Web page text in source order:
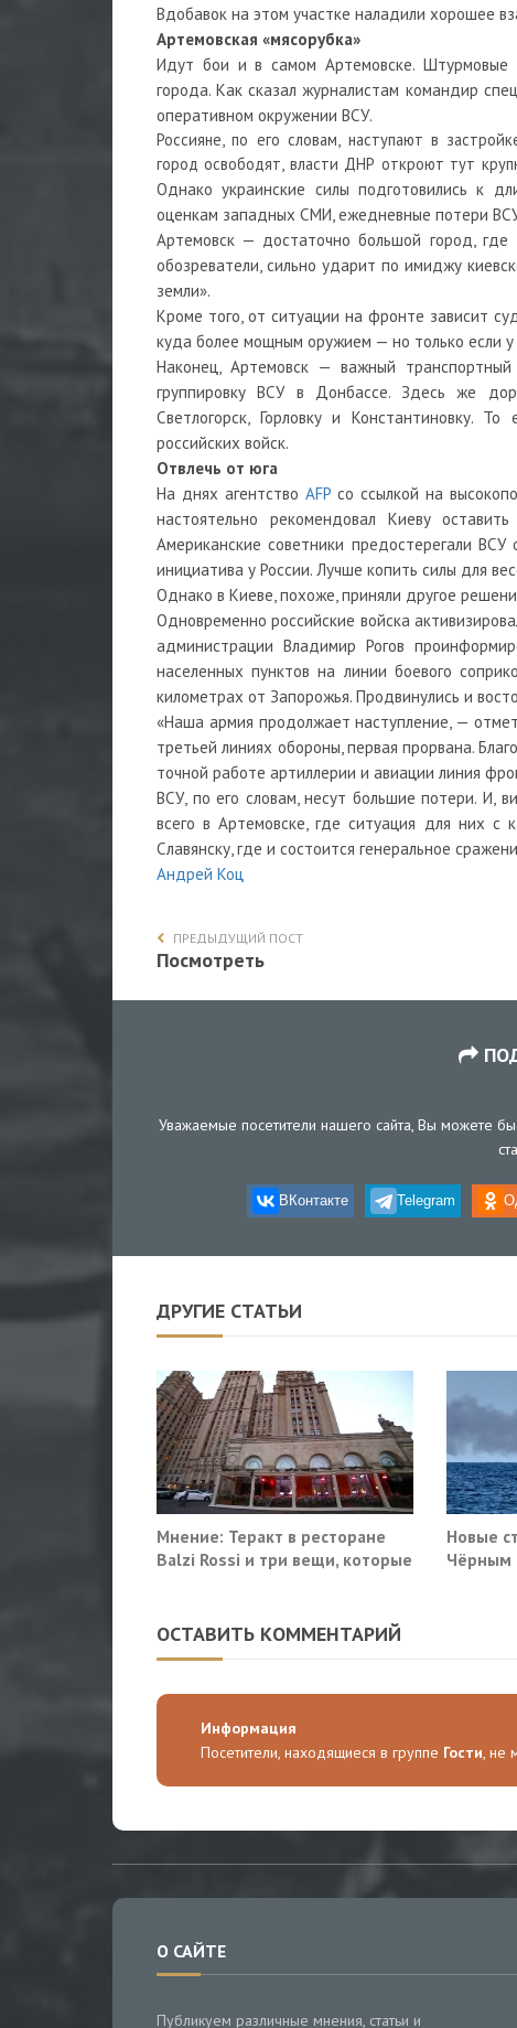
Вдобавок на этом участке наладили хорошее
Артемовская «мясорубка»
Идут бои и в самом Артемовске. Штурмовые
города. Как сказал журналистам командир
оперативном окружении ВСУ.
Россияне, по его словам, наступают в
город освободят, власти ДНР откроют тут
Однако украинские силы подготовились к
оценкам западных СМИ, ежедневные потери
Артемовск — достаточно большой город,
обозреватели, сильно ударит по имиджу
земли».
Кроме того, от ситуации на фронте зависит
куда более мощным оружием — но только если
Наконец, Артемовск — важный
группировку ВСУ в Донбассе. Здесь же
Светлогорск, Горловку и Константиновку.
российских войск.
Отвлечь от юга
На днях агентство AFP со ссылкой на
настоятельно рекомендовал Киеву
Американские советники предостерегали
инициатива у России. Лучше копить силы для
Однако в Киеве, похоже, приняли другое
Одновременно российские войска
администрации Владимир Рогов
населенных пунктов на линии боевого
километрах от Запорожья. Продвинулись и
«Наша армия продолжает наступление, —
третьей линиях обороны, первая прорвана.
точной работе артиллерии и авиации линия
ВСУ, по его словам, несут большие потери. И,
всего в Артемовске, где ситуация для них
Славянску, где и состоится генеральное
Андрей Коц
ПРЕДЫДУЩИЙ ПОСТ
Посмотреть
Уважаемые посетители нашего сайта, Вы можете
ВКонтакте Telegram
ДРУГИЕ СТАТЬИ
Мнение: Теракт в ресторане
Balzi Rossi и три вещи, которые
Новые
Чёрным
ОСТАВИТЬ КОММЕНТАРИЙ
Информация
Посетители, находящиеся в группе Гости, не
О САЙТЕ
Публикуем различные мнения, статьи и